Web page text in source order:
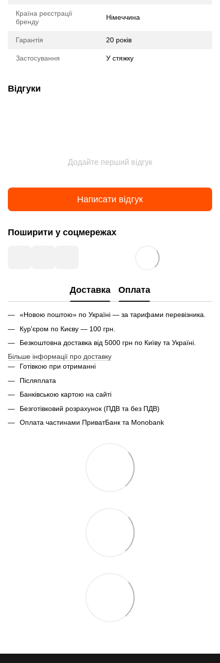
Країна реєстрації
бренду
Німеччина
Гарантія 20 років
Застосування У стяжку
Відгуки
Додайте перший відгук
Написати відгук
Поширити у соцмережах
Доставка Оплата
«Новою поштою» по Україні — за тарифами перевізника.
Кур'єром по Києву — 100 грн.
Безкоштовна доставка від 5000 грн по Київу та Україні.
Більше інформації про доставку
Готівкою при отриманні
Післяплата
Банківською картою на сайті
Безготівковий розрахунок (ПДВ та без ПДВ)
Оплата частинами ПриватБанк та Monobank